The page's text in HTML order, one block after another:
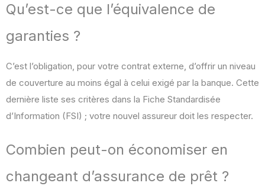
Qu’est-ce que l’équivalence de
garanties ?
C’est l’obligation, pour votre contrat externe, d’offrir un niveau
de couverture au moins égal à celui exigé par la banque. Cette
dernière liste ses critères dans la Fiche Standardisée
d’Information (FSI) ; votre nouvel assureur doit les respecter.
Combien peut-on économiser en
changeant d’assurance de prêt ?